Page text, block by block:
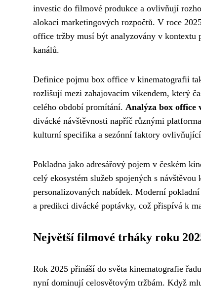
investic do filmové produkce a ovlivňují
alokaci marketingových rozpočtů. V roce
office tržby musí být analyzovány v
kanálů.
Definice pojmu box office v kinematografii
rozlišují mezi zahajovacím víkendem, který
celého období promítání. Analýza box office
divácké návštěvnosti napříč různými
kulturní specifika a sezónní faktory
Pokladna jako adresářový pojem v českém
celý ekosystém služeb spojených s
personalizovaných nabídek. Moderní
a predikci divácké poptávky, což přispívá k
Největší filmové trháky roku
Rok 2025 přináší do světa kinematografie
nyní dominují celosvětovým tržbám. Když